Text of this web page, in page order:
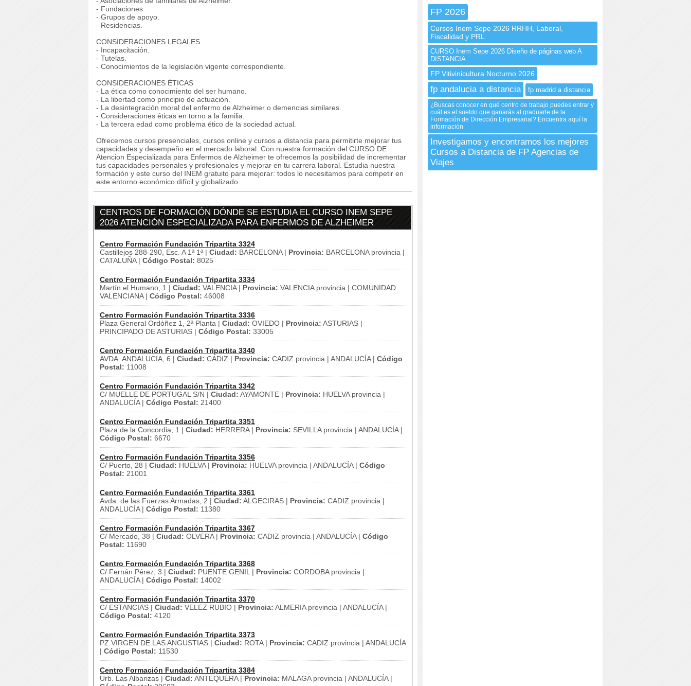
- Fundaciones.
- Grupos de apoyo.
- Residencias.
CONSIDERACIONES LEGALES
- Incapacitación.
- Tutelas.
- Conocimientos de la legislación vigente correspondiente.
CONSIDERACIONES ÉTICAS
- La ética como conocimiento del ser humano.
- La libertad como principio de actuación.
- La desintegración moral del enfermo de Alzheimer o demencias similares.
- Consideraciones éticas en torno a la familia.
- La tercera edad como problema ético de la sociedad actual.
Ofrecemos cursos presenciales, cursos online y cursos a distancia para permitirte mejorar tus
capacidades y desempeño en el mercado laboral. Con nuestra formación del CURSO DE
Atencion Especializada para Enfermos de Alzheimer te ofrecemos la posibilidad de incrementar
tus capacidades personales y profesionales y mejorar en tu carrera laboral. Estudia nuestra
formación y este curso del INEM gratuito para mejorar: todos lo necesitamos para competir en
este entorno económico difícil y globalizado
CENTROS DE FORMACIÓN DÓNDE SE ESTUDIA EL CURSO INEM SEPE
2026 ATENCIÓN ESPECIALIZADA PARA ENFERMOS DE ALZHEIMER
Centro Formación Fundación Tripartita 3324
Castillejos 288-290, Esc. A 1ª 1ª | Ciudad: BARCELONA | Provincia: BARCELONA provincia |
CATALUÑA | Código Postal: 8025
Centro Formación Fundación Tripartita 3334
Martín el Humano, 1 | Ciudad: VALENCIA | Provincia: VALENCIA provincia | COMUNIDAD
VALENCIANA | Código Postal: 46008
Centro Formación Fundación Tripartita 3336
Plaza General Ordóñez 1, 2ª Planta | Ciudad: OVIEDO | Provincia: ASTURIAS |
PRINCIPADO DE ASTURIAS | Código Postal: 33005
Centro Formación Fundación Tripartita 3340
AVDA. ANDALUCIA, 6 | Ciudad: CADIZ | Provincia: CADIZ provincia | ANDALUCÍA | Código
Postal: 11008
Centro Formación Fundación Tripartita 3342
C/ MUELLE DE PORTUGAL S/N | Ciudad: AYAMONTE | Provincia: HUELVA provincia |
ANDALUCÍA | Código Postal: 21400
Centro Formación Fundación Tripartita 3351
Plaza de la Concordia, 1 | Ciudad: HERRERA | Provincia: SEVILLA provincia | ANDALUCÍA |
Código Postal: 6670
Centro Formación Fundación Tripartita 3356
C/ Puerto, 28 | Ciudad: HUELVA | Provincia: HUELVA provincia | ANDALUCÍA | Código
Postal: 21001
Centro Formación Fundación Tripartita 3361
Avda. de las Fuerzas Armadas, 2 | Ciudad: ALGECIRAS | Provincia: CADIZ provincia |
ANDALUCÍA | Código Postal: 11380
Centro Formación Fundación Tripartita 3367
C/ Mercado, 38 | Ciudad: OLVERA | Provincia: CADIZ provincia | ANDALUCÍA | Código
Postal: 11690
Centro Formación Fundación Tripartita 3368
C/ Fernán Pérez, 3 | Ciudad: PUENTE GENIL | Provincia: CORDOBA provincia |
ANDALUCÍA | Código Postal: 14002
Centro Formación Fundación Tripartita 3370
C/ ESTANCIAS | Ciudad: VELEZ RUBIO | Provincia: ALMERIA provincia | ANDALUCÍA |
Código Postal: 4120
Centro Formación Fundación Tripartita 3373
PZ VIRGEN DE LAS ANGUSTIAS | Ciudad: ROTA | Provincia: CADIZ provincia | ANDALUCÍA
| Código Postal: 11530
Centro Formación Fundación Tripartita 3384
Urb. Las Albarizas | Ciudad: ANTEQUERA | Provincia: MALAGA provincia | ANDALUCÍA |
FP 2026
Cursos Inem Sepe 2026 RRHH, Laboral,
Fiscalidad y PRL
CURSO Inem Sepe 2026 Diseño de páginas web A
DISTANCIA
FP Vitivinicultura Nocturno 2026
fp andalucia a distancia fp madrid a distancia
¿Buscas conocer en qué centro de trabajo puedes entrar y
cuál es el sueldo que ganarás al graduarte de la
Formación de Dirección Empresarial? Encuentra aquí la
información
Investigamos y encontramos los mejores
Cursos a Distancia de FP Agencias de
Viajes